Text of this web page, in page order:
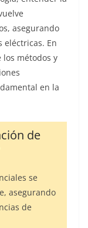
asegurando
En
métodos y
en la
de
se
asegurando
de